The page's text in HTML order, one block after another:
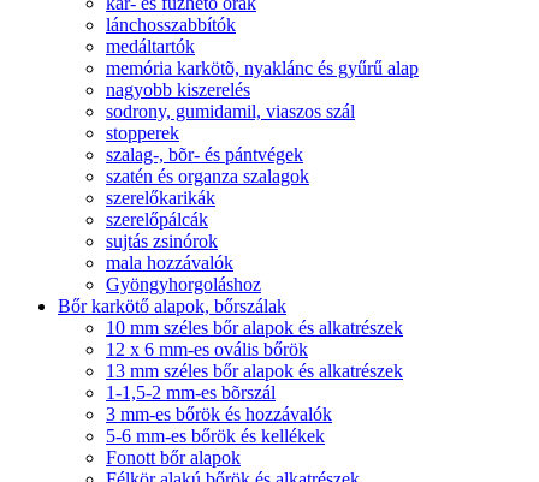
lánchosszabbítók
medáltartók
memória karkötõ, nyaklánc és gyűrű alap
nagyobb kiszerelés
sodrony, gumidamil, viaszos szál
stopperek
szalag-, bõr- és pántvégek
szatén és organza szalagok
szerelőkarikák
szerelőpálcák
sujtás zsinórok
mala hozzávalók
Gyöngyhorgoláshoz
Bőr karkötő alapok, bőrszálak
10 mm széles bőr alapok és alkatrészek
12 x 6 mm-es ovális bőrök
13 mm széles bőr alapok és alkatrészek
1-1,5-2 mm-es bõrszál
3 mm-es bőrök és hozzávalók
5-6 mm-es bőrök és kellékek
Fonott bőr alapok